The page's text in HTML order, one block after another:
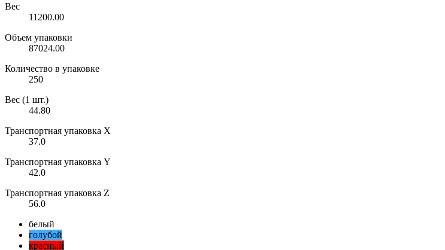
Вес
11200.00
Объем упаковки
87024.00
Количество в упаковке
250
Вес (1 шт.)
44.80
Транспортная упаковка X
37.0
Транспортная упаковка Y
42.0
Транспортная упаковка Z
56.0
белый
голубой
красный